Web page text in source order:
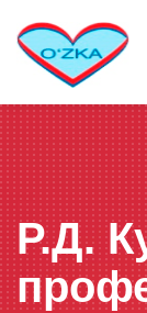
Р.Д.